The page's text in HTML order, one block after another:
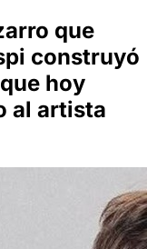
que
construyó
hoy
al artista